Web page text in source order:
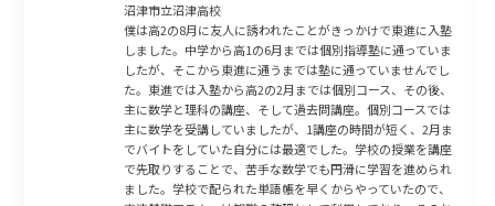
沼津市立沼津高校
僕は高2の8月に友人に誘われたことがきっかけで東進に入塾
しました。中学から高1の6月までは個別指導塾に通っていま
したが、そこから東進に通うまでは塾に通っていませんでし
た。東進では入塾から高2の2月までは個別コース、その後、
主に数学と理科の講座、そして過去問講座。個別コースでは
主に数学を受講していましたが、1講座の時間が短く、2月ま
でバイトをしていた自分には最適でした。学校の授業を講座
で先取りすることで、苦手な数学でも円滑に学習を進められ
ました。学校で配られた単語帳を早くからやっていたので、